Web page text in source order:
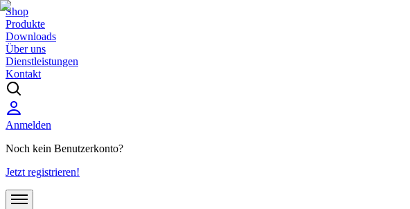
Shop
Produkte
Downloads
Über uns
Dienstleistungen
Kontakt
Anmelden
Noch kein Benutzerkonto?
Jetzt registrieren!